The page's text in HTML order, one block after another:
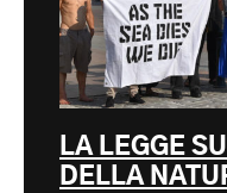
LA LEGGE
DELLA